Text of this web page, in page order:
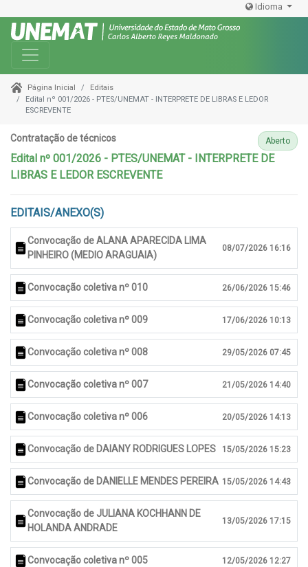
Idioma
Toggle navigation
Página Inicial
Editais
Edital nº 001/2026 - PTES/UNEMAT - INTERPRETE DE LIBRAS E LEDOR
ESCREVENTE
Contratação de técnicos Aberto
Edital nº 001/2026 - PTES/UNEMAT - INTERPRETE DE
LIBRAS E LEDOR ESCREVENTE
EDITAIS/ANEXO(S)
Convocação de ALANA APARECIDA LIMA
PINHEIRO (MEDIO ARAGUAIA)
08/07/2026 16:16
Convocação coletiva nº 010 26/06/2026 15:46
Convocação coletiva nº 009 17/06/2026 10:13
Convocação coletiva nº 008 29/05/2026 07:45
Convocação coletiva nº 007 21/05/2026 14:40
Convocação coletiva nº 006 20/05/2026 14:13
Convocação de DAIANY RODRIGUES LOPES 15/05/2026 15:23
Convocação de DANIELLE MENDES PEREIRA 15/05/2026 14:43
Convocação de JULIANA KOCHHANN DE
HOLANDA ANDRADE
13/05/2026 17:15
Convocação coletiva nº 005 12/05/2026 12:27